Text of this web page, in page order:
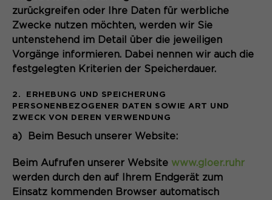
zurückgreifen oder Ihre Daten für werbliche
Zwecke nutzen möchten, werden wir Sie
untenstehend im Detail über die jeweiligen
Vorgänge informieren. Dabei nennen wir auch die
festgelegten Kriterien der Speicherdauer.
2. ERHEBUNG UND SPEICHERUNG
PERSONENBEZOGENER DATEN SOWIE ART UND
ZWECK VON DEREN VERWENDUNG
a) Beim Besuch unserer Website:
Beim Aufrufen unserer Website www.gloer.ruhr
werden durch den auf Ihrem Endgerät zum
Einsatz kommenden Browser automatisch
Zweck
Website angenehm und flüssig wird:
Sie ermöglichen es der Website, Sie
zu erkennen und somit Ihre Sitzung
offen zu halten. Es speichert bei
einem Benutzer-Login für einen
geschlossenen Bereich die Benutzer-
ID als verschlüsselten Wert (sog.
"hash-Wert") zum entsprechenden
Datenbankeintrag des Nutzers.
Name PHPSESSID
Anbieter Ende der Sitzung
Anbieter
Laufzeit 13 Monate
Zweck
Dient zur anonymen
Wiedererkennung eines Besuchers.
Name _pk_ses*
Laufzeit 30 Minuten